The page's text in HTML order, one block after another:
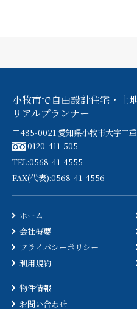
小牧市で自由設計住宅・土
リアルプランナー
〒485-0021 愛知県小牧市大字二
0120-411-505
TEL:0568-41-4555
FAX(代表):0568-41-4556
ホーム
会社概要
プライバシーポリシー
利用規約
物件情報
お問い合わせ